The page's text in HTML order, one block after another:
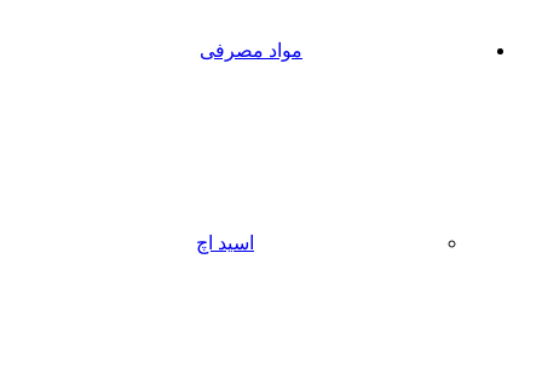
مواد مصرفی
اسید اچ